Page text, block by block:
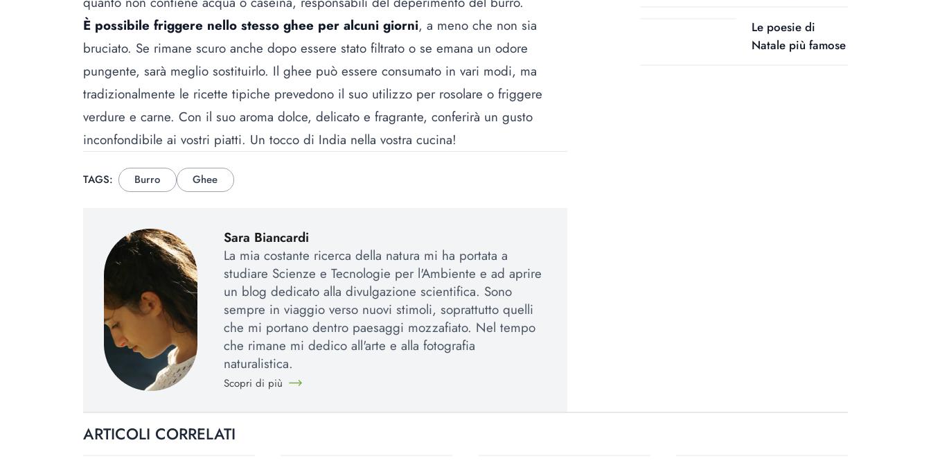
È possibile friggere nello stesso ghee per alcuni giorni, a meno che non sia
bruciato. Se rimane scuro anche dopo essere stato filtrato o se emana un odore
pungente, sarà meglio sostituirlo. Il ghee può essere consumato in vari modi, ma
tradizionalmente le ricette tipiche prevedono il suo utilizzo per rosolare o friggere
verdure e carne. Con il suo aroma dolce, delicato e fragrante, conferirà un gusto
inconfondibile ai vostri piatti. Un tocco di India nella vostra cucina!
TAGS: Burro Ghee
Sara Biancardi
La mia costante ricerca della natura mi ha portata a
studiare Scienze e Tecnologie per l'Ambiente e ad aprire
un blog dedicato alla divulgazione scientifica. Sono
sempre in viaggio verso nuovi stimoli, soprattutto quelli
che mi portano dentro paesaggi mozzafiato. Nel tempo
che rimane mi dedico all'arte e alla fotografia
naturalistica.
Scopri di più
Le poesie di
Natale più famose
ARTICOLI CORRELATI